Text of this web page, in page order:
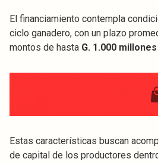
El financiamiento contempla
ciclo ganadero, con un plazo
montos de hasta G. 1.000
Estas características buscan
de capital de los productores